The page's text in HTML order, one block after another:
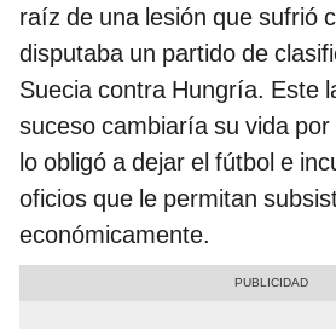
raíz de una lesión que sufrió
disputaba un partido de
Suecia contra Hungría. Este
suceso cambiaría su vida
lo obligó a dejar el fútbol e
oficios que le permitan
económicamente.